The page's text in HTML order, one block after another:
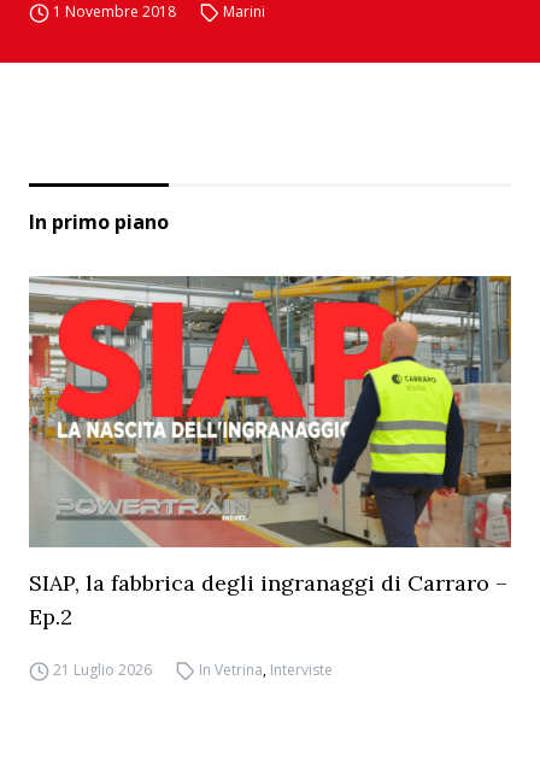
1 Novembre 2018 Marini
In primo piano
SIAP, la fabbrica degli ingranaggi di Carraro –
Ep.2
21 Luglio 2026 In Vetrina, Interviste